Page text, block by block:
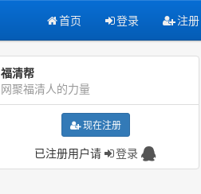
首页 登录 注册
福清帮
网聚福清人的力量
现在注册
已注册用户请 登录